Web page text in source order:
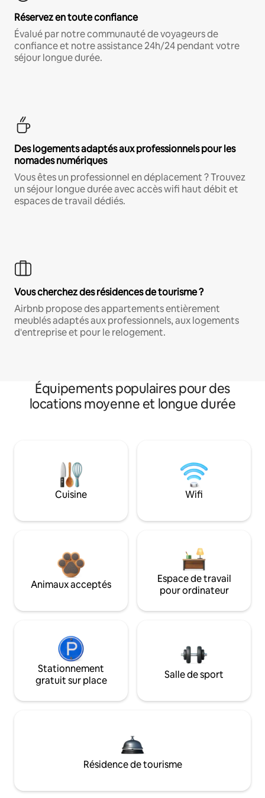
Réservez en toute confiance
Évalué par notre communauté de voyageurs de
confiance et notre assistance 24h/24 pendant votre
séjour longue durée.
Des logements adaptés aux professionnels pour les
nomades numériques
Vous êtes un professionnel en déplacement ? Trouvez
un séjour longue durée avec accès wifi haut débit et
espaces de travail dédiés.
Vous cherchez des résidences de tourisme ?
Airbnb propose des appartements entièrement
meublés adaptés aux professionnels, aux logements
d'entreprise et pour le relogement.
Équipements populaires pour des
locations moyenne et longue durée
Cuisine Wifi
Animaux acceptés
Espace de travail
pour ordinateur
Stationnement
gratuit sur place
Salle de sport
Résidence de tourisme